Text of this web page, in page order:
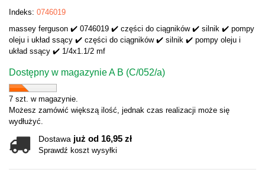
Indeks: 0746019
massey ferguson ✔️ 0746019 ✔️ części do ciągników ✔️ silnik ✔️ pompy
oleju i układ ssący ✔️ części do ciągników ✔️ silnik ✔️ pompy oleju i
układ ssący ✔️ 1/4x1.1/2 mf
Dostępny w magazynie A B (C/052/a)
7 szt. w magazynie.
Możesz zamówić większą ilość, jednak czas realizacji może się
wydłużyć.
Dostawa już od 16,95 zł
Sprawdź koszt wysyłki